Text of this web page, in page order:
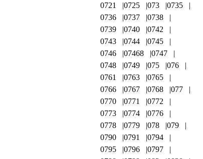
0721
0725 073
0735
0736
0737
0738
0739
0740
0742
0743
0744
0745
0746
07468
0747
0748
0749 075
076
0761
0763
0765
0766
0767 0768
077
0770
0771
0772
0773
0774
0776
0778
0779 078
079
0790
0791
0794
0795
0796
0797